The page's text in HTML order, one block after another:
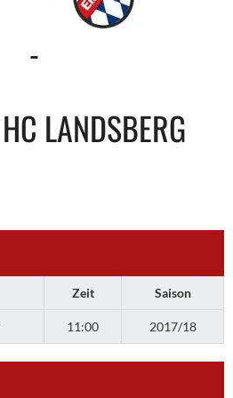
-
HC LANDSBERG
Zeit Saison
11:00 2017/18